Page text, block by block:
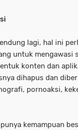
lagi, hal ini
untuk mengawasi
konten dan
dihapus dan
pornoaksi,
kemampuan